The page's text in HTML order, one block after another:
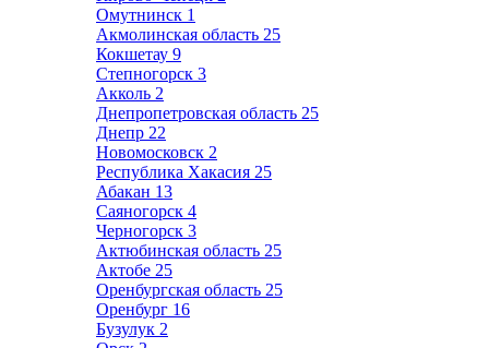
Омутнинск 1
Акмолинская область 25
Кокшетау 9
Степногорск 3
Акколь 2
Днепропетровская область 25
Днепр 22
Новомосковск 2
Республика Хакасия 25
Абакан 13
Саяногорск 4
Черногорск 3
Актюбинская область 25
Актобе 25
Оренбургская область 25
Оренбург 16
Бузулук 2